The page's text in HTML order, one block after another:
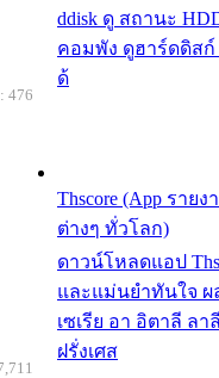
ddisk ดู สถานะ
คอมพัง ดูฮาร์ดดิสก์
ด้
Thscore (App รา
ต่างๆ ทั่วโลก)
ดาวน์โหลดแอป
และแม่นยำทันใจ ผ
เซเรีย อา อิตาลี ล
ฝรั่งเศส
476